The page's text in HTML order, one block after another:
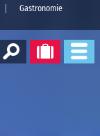
Gastronomie